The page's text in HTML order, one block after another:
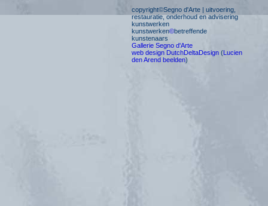
copyright©Segno d'Arte | uitvoering,
restauratie, onderhoud en advisering
kunstwerken
kunstwerken©betreffende
kunstenaars
Gallerie Segno d'Arte
web design DutchDeltaDesign (Lucien
den Arend beelden)